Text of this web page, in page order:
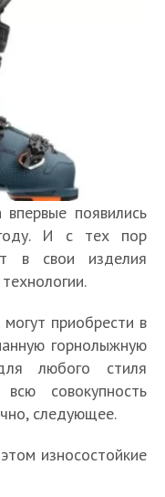
появились
И с тех пор
в свои изделия
приобрести в
горнолыжную
любого стиля
совокупность
следующее.
износостойкие